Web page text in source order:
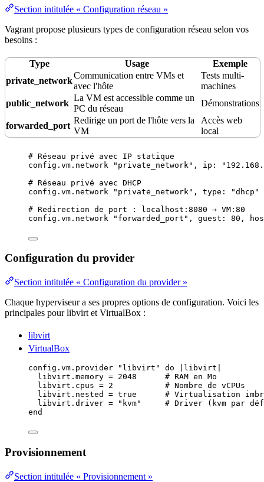
Section intitulée « Configuration réseau »
Vagrant propose plusieurs types de configuration réseau selon vos
besoins :
Type Usage
Exemple
private_ network
Communication entre VMs et
avec l'hôte
Tests multi-
machines
public_network
La VM est accessible comme un
PC du réseau
Démonstrations
forwarded_ port
Redirige un port de l'hôte vers la
VM
Accès web
local
# Réseau privé avec IP statique
config. vm . network " private_network " , ip : "
# Réseau privé avec DHCP
config. vm . network " private_network " , type : "dhcp "
# Redirection de port : localhost:8080 → VM:80
config. vm . network " forwarded_port " , guest : 80 ,
Configuration du provider
Section intitulée « Configuration du provider »
Chaque hyperviseur a ses propres options de configuration. Voici les
principales pour libvirt et VirtualBox :
libvirt
VirtualBox
config. vm . provider " libvirt " do libvirt
libvirt. memory = 2048
# RAM en Mo
libvirt. cpus = 2
# Nombre de vCPUs
libvirt. nested = true
# Virtualisation
libvirt. driver = " kvm"
# Driver (kvm par
end
Provisionnement
Section intitulée « Provisionnement »